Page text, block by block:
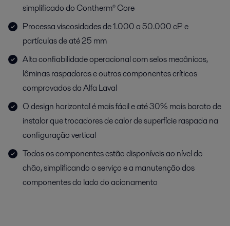
simplificado do Contherm® Core
Processa viscosidades de 1.000 a 50.000 cP e
partículas de até 25 mm
Alta confiabilidade operacional com selos mecânicos,
lâminas raspadoras e outros componentes críticos
comprovados da Alfa Laval
O design horizontal é mais fácil e até 30% mais barato de
instalar que trocadores de calor de superfície raspada na
configuração vertical
Todos os componentes estão disponíveis ao nível do
chão, simplificando o serviço e a manutenção dos
componentes do lado do acionamento